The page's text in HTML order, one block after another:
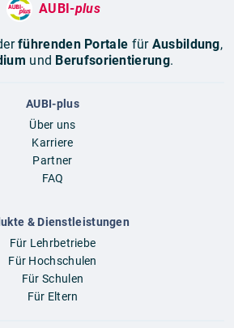
AUBI-plus
führenden Portale für Ausbildung,
und Berufsorientierung.
AUBI-plus
Über uns
Karriere
Partner
FAQ
& Dienstleistungen
Für Lehrbetriebe
Für Hochschulen
Für Schulen
Für Eltern